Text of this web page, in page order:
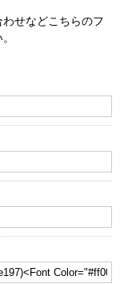
せなどこちらのフ